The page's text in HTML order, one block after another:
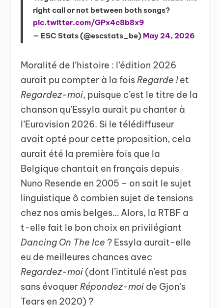
right call or not between both songs?
pic.twitter.com/GPx4c8b8x9
— ESC Stats (@escstats_be) May 24, 2026
Moralité de l’histoire : l’édition 2026
aurait pu compter à la foisRegarde !et
Regardez-moi, puisque c’est le titre de la
chanson qu’Essyla aurait pu chanter à
l’Eurovision 2026. Si le télédiffuseur
avait opté pour cette proposition, cela
aurait été la première fois que la
Belgique chantait en français depuis
Nuno Resende en 2005 – on sait le sujet
linguistique ô combien sujet de tensions
chez nos amis belges… Alors, la RTBF a
t-elle fait le bon choix en privilégiant
Dancing On The Ice ? Essyla aurait-elle
eu de meilleures chances avec
Regardez-moi (dont l’intitulé n’est pas
sans évoquerRépondez-moi de Gjon’s
Tears en 2020) ?